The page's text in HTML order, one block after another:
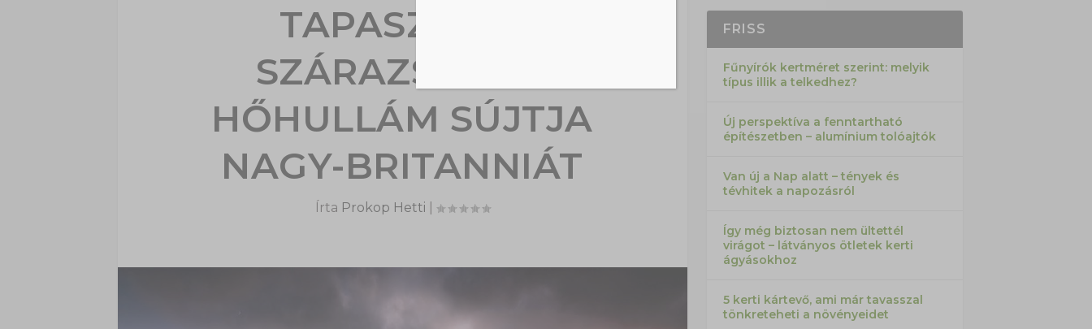
TAPASZTALT
SZÁRAZSÁG ÉS
HŐHULLÁM SÚJTJA
NAGY-BRITANNIÁT
Írta Prokop Hetti
FRISS
Fűnyírók kertméret szerint: melyik
típus illik a telkedhez?
Új perspektíva a fenntartható
építészetben – alumínium tolóajtók
Van új a Nap alatt – tények és
tévhitek a napozásról
Így még biztosan nem ültettél
virágot – látványos ötletek kerti
ágyásokhoz
5 kerti kártevő, ami már tavasszal
tönkreteheti a növényeidet